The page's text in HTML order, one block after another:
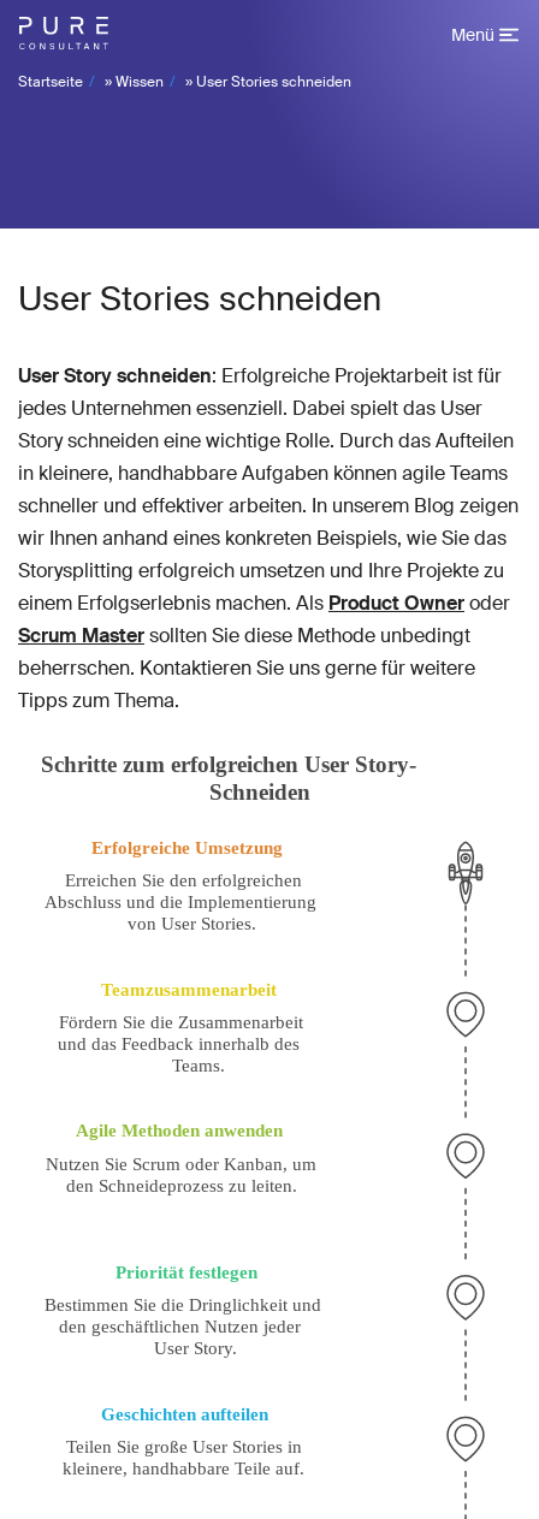
Menü
Startseite »Wissen » User Stories schneiden
User Stories schneiden
User Story schneiden: Erfolgreiche Projektarbeit ist für
jedes Unternehmen essenziell. Dabei spielt das User
Story schneiden eine wichtige Rolle. Durch das Aufteilen
in kleinere, handhabbare Aufgaben können agile Teams
schneller und effektiver arbeiten. In unserem Blog zeigen
wir Ihnen anhand eines konkreten Beispiels, wie Sie das
Storysplitting erfolgreich umsetzen und Ihre Projekte zu
einem Erfolgserlebnis machen. Als Product Owneroder
Scrum Mastersollten Sie diese Methode unbedingt
beherrschen. Kontaktieren Sie uns gerne für weitere
Tipps zum Thema.